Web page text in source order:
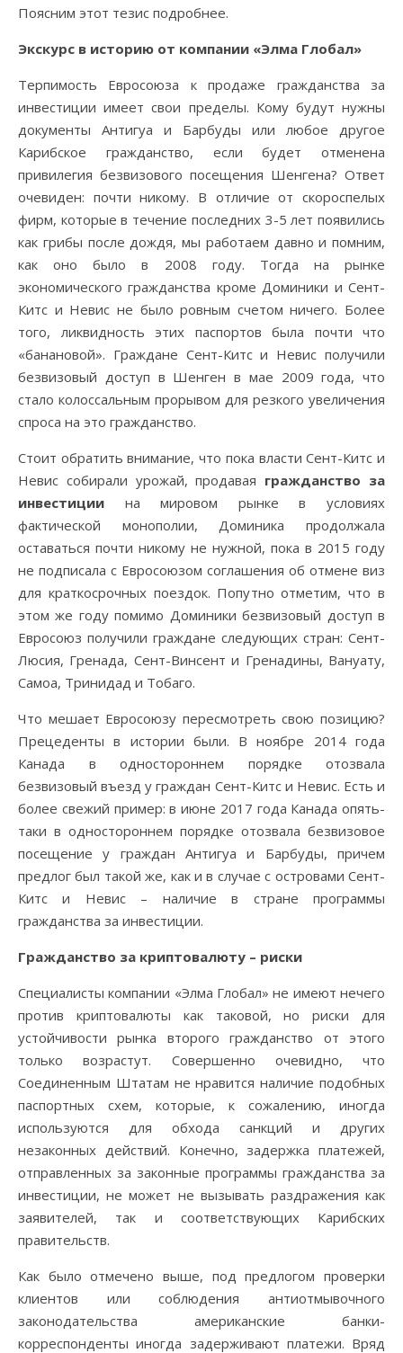
Поясним этот тезис подробнее.
Экскурс в историю от компании «Элма Глобал»
Терпимость Евросоюза к продаже гражданства за
инвестиции имеет свои пределы. Кому будут нужны
документы Антигуа и Барбуды или любое другое
Карибское гражданство, если будет отменена
привилегия безвизового посещения Шенгена? Ответ
очевиден: почти никому. В отличие от скороспелых
фирм, которые в течение последних 3-5 лет появились
как грибы после дождя, мы работаем давно и помним,
как оно было в 2008 году. Тогда на рынке
экономического гражданства кроме Доминики и Сент-
Китс и Невис не было ровным счетом ничего. Более
того, ликвидность этих паспортов была почти что
«банановой». Граждане Сент-Китс и Невис получили
безвизовый доступ в Шенген в мае 2009 года, что
стало колоссальным прорывом для резкого увеличения
спроса на это гражданство.
Стоит обратить внимание, что пока власти Сент-Китс и
Невис собирали урожай, продавая гражданство за
инвестиции на мировом рынке в условиях
фактической монополии, Доминика продолжала
оставаться почти никому не нужной, пока в 2015 году
не подписала с Евросоюзом соглашения об отмене виз
для краткосрочных поездок. Попутно отметим, что в
этом же году помимо Доминики безвизовый доступ в
Евросоюз получили граждане следующих стран: Сент-
Люсия, Гренада, Сент-Винсент и Гренадины, Вануату,
Самоа, Тринидад и Тобаго.
Что мешает Евросоюзу пересмотреть свою позицию?
Прецеденты в истории были. В ноябре 2014 года
Канада в одностороннем порядке отозвала
безвизовый въезд у граждан Сент-Китс и Невис. Есть и
более свежий пример: в июне 2017 года Канада опять-
таки в одностороннем порядке отозвала безвизовое
посещение у граждан Антигуа и Барбуды, причем
предлог был такой же, как и в случае с островами Сент-
Китс и Невис – наличие в стране программы
гражданства за инвестиции.
Гражданство за криптовалюту – риски
Специалисты компании «Элма Глобал» не имеют нечего
против криптовалюты как таковой, но риски для
устойчивости рынка второго гражданство от этого
только возрастут. Совершенно очевидно, что
Соединенным Штатам не нравится наличие подобных
паспортных схем, которые, к сожалению, иногда
используются для обхода санкций и других
незаконных действий. Конечно, задержка платежей,
отправленных за законные программы гражданства за
инвестиции, не может не вызывать раздражения как
заявителей, так и соответствующих Карибских
правительств.
Как было отмечено выше, под предлогом проверки
клиентов или соблюдения антиотмывочного
законодательства американские банки-
корреспонденты иногда задерживают платежи. Вряд